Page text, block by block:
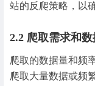
站的反爬策略，以
2.2 爬取需求和
爬取的数据量和频
爬取大量数据或频